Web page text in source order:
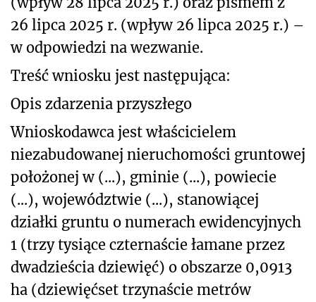
26 lipca 2025 r. (wpływ 26 lipca 2025 r.) –
w odpowiedzi na wezwanie.
Treść wniosku jest następująca:
Opis zdarzenia przyszłego
Wnioskodawca jest właścicielem
niezabudowanej nieruchomości gruntowej
położonej w (...), gminie (...), powiecie
(...), województwie (...), stanowiącej
działki gruntu o numerach ewidencyjnych
1 (trzy tysiące czternaście łamane przez
dwadzieścia dziewięć) o obszarze 0,0913
ha (dziewięćset trzynaście metrów